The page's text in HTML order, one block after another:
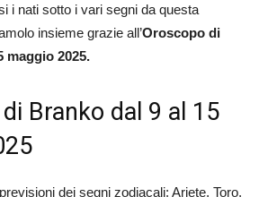
i nati sotto i vari segni da questa
insieme grazie all’Oroscopo di
maggio 2025.
Branko dal 9 al 15
dei segni zodiacali: Ariete, Toro,